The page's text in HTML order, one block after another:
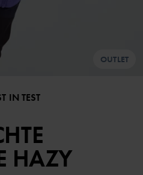
OUTLET
IN TEST
HAZY